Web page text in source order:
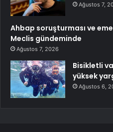
Ağustos 7,
Ahbap soruşturması ve
Meclis gündeminde
Ağustos 7, 2026
Bisikletli
yüksek
Ağustos 6,